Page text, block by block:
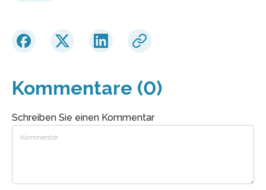
Kommentare (0)
Schreiben Sie einen Kommentar